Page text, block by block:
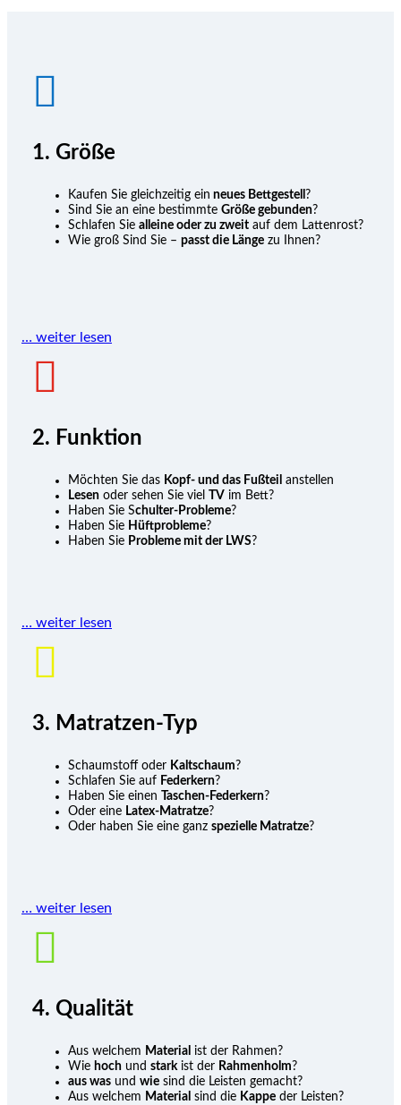

1. Größe
Kaufen Sie gleichzeitig ein neues Bettgestell ?
Sind Sie an eine bestimmte Größe gebunden?
Schlafen Sie alleine oder zu zweit auf dem Lattenrost?
Wie groß Sind Sie – passt die Länge zu Ihnen?
… weiter lesen

2. Funktion
Möchten Sie das Kopf- und das Fußteil anstellen
Lesen oder sehen Sie viel TV im Bett?
Haben Sie Schulter-Probleme?
Haben Sie Hüftprobleme?
Haben Sie Probleme mit der LWS?
… weiter lesen

3. Matratzen-Typ
Schaumstoff oder Kaltschaum ?
Schlafen Sie auf Federkern?
Haben Sie einen
Taschen-Federkern?
Oder eine Latex-Matratze?
Oder haben Sie eine ganz spezielle Matratze?
… weiter lesen

4. Qualität
Aus welchem Material ist der Rahmen?
Wie hoch und starkist der Rahmenholm ?
aus was und wie sind die Leisten gemacht?
Aus welchem Material sind die Kappe der Leisten?